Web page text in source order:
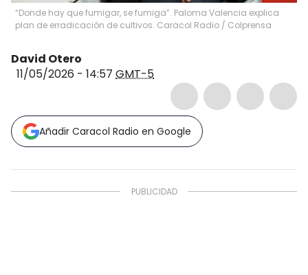
“Donde hay que fumigar, se fumiga”. Paloma Valencia explica
plan de erradicación de cultivos. Caracol Radio / Colprensa
David Otero
11/05/2026 - 14:57 GMT-5
Añadir Caracol Radio en Google